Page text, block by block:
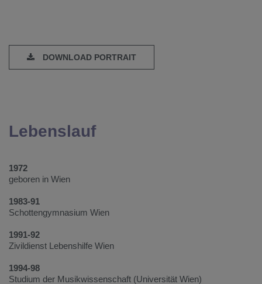
DOWNLOAD PORTRAIT
Lebenslauf
1972
geboren in Wien
1983-91
Schottengymnasium Wien
1991-92
Zivildienst Lebenshilfe Wien
1994-98
Studium der Musikwissenschaft (Universität Wien)